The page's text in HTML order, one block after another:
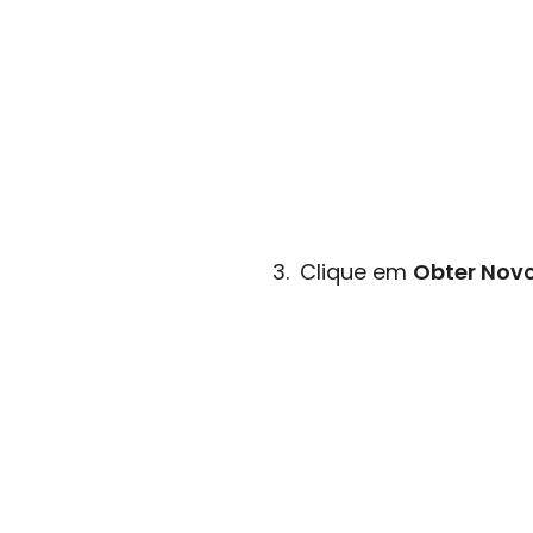
Clique em Obter